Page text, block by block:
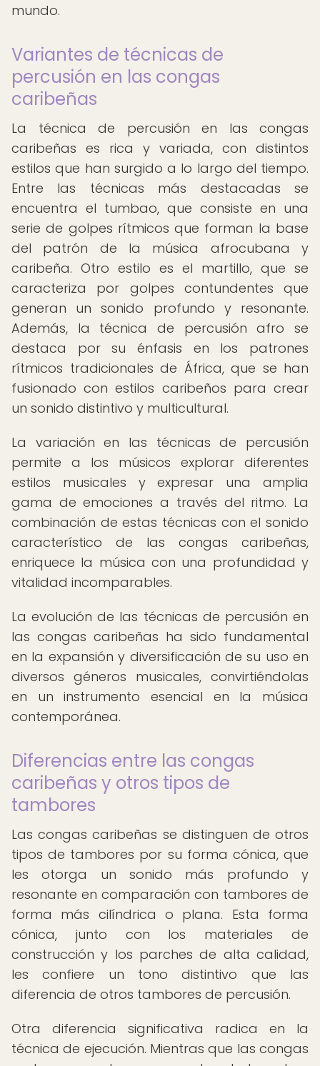
mundo.
Variantes de técnicas de
percusión en las congas
caribeñas
La técnica de percusión en las congas
caribeñas es rica y variada, con distintos
estilos que han surgido a lo largo del tiempo.
Entre las técnicas más destacadas se
encuentra el tumbao, que consiste en una
serie de golpes rítmicos que forman la base
del patrón de la música afrocubana y
caribeña. Otro estilo es el martillo, que se
caracteriza por golpes contundentes que
generan un sonido profundo y resonante.
Además, la técnica de percusión afro se
destaca por su énfasis en los patrones
rítmicos tradicionales de África, que se han
fusionado con estilos caribeños para crear
un sonido distintivo y multicultural.
La variación en las técnicas de percusión
permite a los músicos explorar diferentes
estilos musicales y expresar una amplia
gama de emociones a través del ritmo. La
combinación de estas técnicas con el sonido
característico de las congas caribeñas,
enriquece la música con una profundidad y
vitalidad incomparables.
La evolución de las técnicas de percusión en
las congas caribeñas ha sido fundamental
en la expansión y diversificación de su uso en
diversos géneros musicales, convirtiéndolas
en un instrumento esencial en la música
contemporánea.
Diferencias entre las congas
caribeñas y otros tipos de
tambores
Las congas caribeñas se distinguen de otros
tipos de tambores por su forma cónica, que
les otorga un sonido más profundo y
resonante en comparación con tambores de
forma más cilíndrica o plana. Esta forma
cónica, junto con los materiales de
construcción y los parches de alta calidad,
les confiere un tono distintivo que las
diferencia de otros tambores de percusión.
Otra diferencia significativa radica en la
técnica de ejecución. Mientras que las congas